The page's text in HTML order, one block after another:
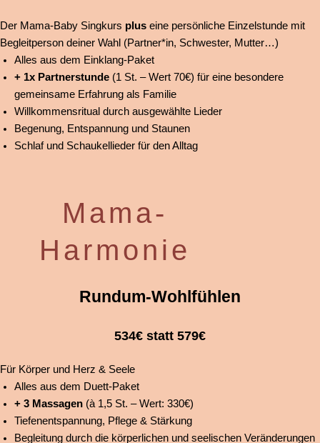
Der Mama-Baby Singkurs plus eine persönliche Einzelstunde mit
Begleitperson deiner Wahl (Partner*in, Schwester, Mutter…)
Alles aus dem Einklang-Paket
+ 1x Partnerstunde (1 St. – Wert 70€) für eine besondere
gemeinsame Erfahrung als Familie
Willkommensritual durch ausgewählte Lieder
Begenung, Entspannung und Staunen
Schlaf und Schaukellieder für den Alltag
Mama-
Harmonie
Rundum-Wohlfühlen
534€ statt 579€
Für Körper und Herz & Seele
Alles aus dem Duett-Paket
+ 3 Massagen (à 1,5 St. – Wert: 330€)
Tiefenentspannung, Pflege & Stärkung
Begleitung durch die körperlichen und seelischen Veränderungen